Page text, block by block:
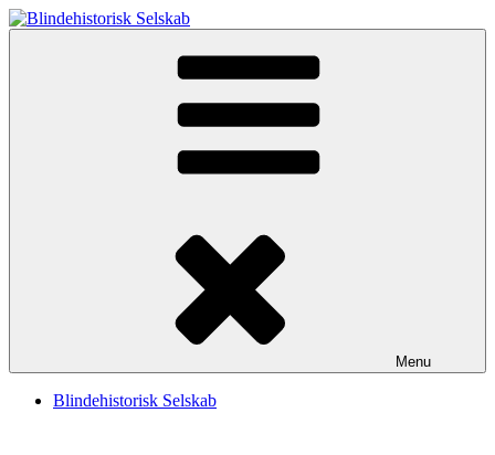
Videre
til
Velkommen til Blindehistorisk Selskab.
Menu
Blindehistorisk Selskab